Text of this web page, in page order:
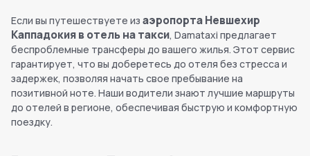
Если вы путешествуете из аэропорта Невшехир
Каппадокия в отель на такси, Damataxi предлагает
беспроблемные трансферы до вашего жилья. Этот сервис
гарантирует, что вы доберетесь до отеля без стресса и
задержек, позволяя начать свое пребывание на
позитивной ноте. Наши водители знают лучшие маршруты
до отелей в регионе, обеспечивая быструю и комфортную
поездку.